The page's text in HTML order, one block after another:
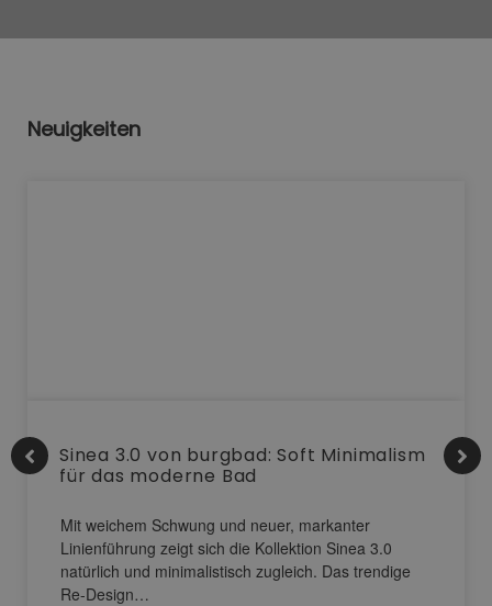
Neuigkeiten
Sinea 3.0 von burgbad: Soft Minimalism
für das moderne Bad
Mit weichem Schwung und neuer, markanter
Linienführung zeigt sich die Kollektion Sinea 3.0
natürlich und minimalistisch zugleich. Das trendige
Re-Design…